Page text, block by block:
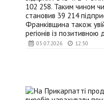
03.07.2026 12:50
102 258. Таким чином
становив 39 214
Франківщина також
регіонів із